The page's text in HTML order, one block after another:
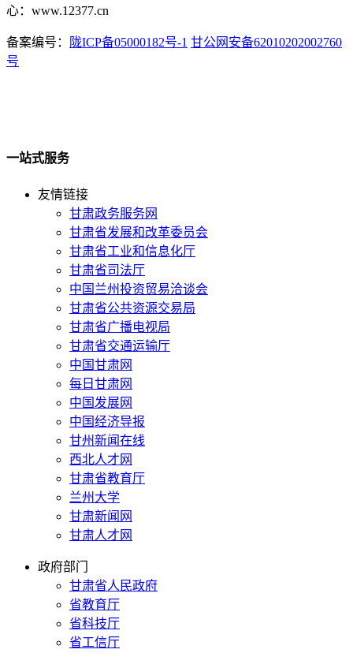
心：www.12377.cn
备案编号： 陇ICP备05000182号-1 甘公网安备62010202002760
号
一站式服务
友情链接
甘肃政务服务网
甘肃省发展和改革委员会
甘肃省工业和信息化厅
甘肃省司法厅
中国兰州投资贸易洽谈会
甘肃省公共资源交易局
甘肃省广播电视局
甘肃省交通运输厅
中国甘肃网
每日甘肃网
中国发展网
中国经济导报
甘州新闻在线
西北人才网
甘肃省教育厅
兰州大学
甘肃新闻网
甘肃人才网
政府部门
甘肃省人民政府
省教育厅
省科技厅
省工信厅